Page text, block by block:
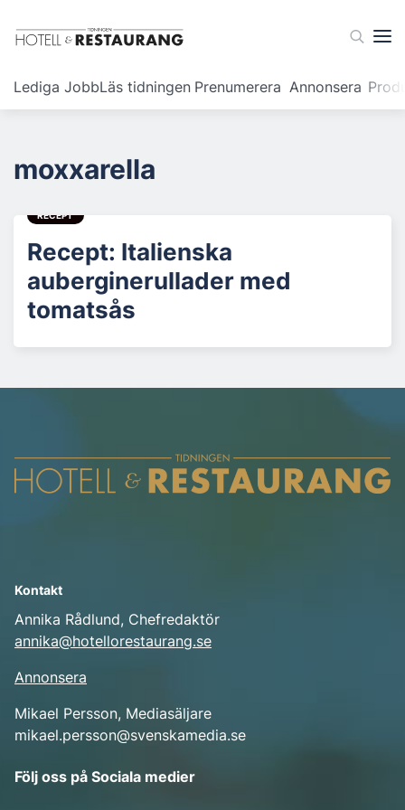
Lediga JobbLäs tidningen Prenumerera Annonsera
moxxarella
RECEPT
Recept: Italienska
auberginerullader med
tomatsås
Kontakt
Annika Rådlund, Chefredaktör
annika@hotellorestaurang.se
Annonsera
Mikael Persson, Mediasäljare
mikael.persson@svenskamedia.se
Följ oss på Sociala medier